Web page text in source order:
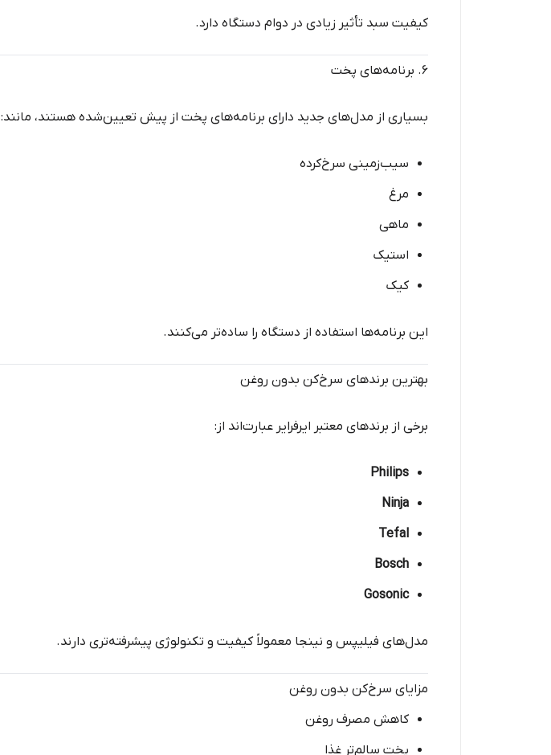
کیفیت سبد تأثیر زیادی در دوام دستگاه دارد.
۶. برنامه‌های پخت
بسیاری از مدل‌های جدید دارای برنامه‌های پخت از پیش تعیین‌شده هستند، مانند:
سیب‌زمینی سرخ‌کرده
مرغ
ماهی
استیک
کیک
این برنامه‌ها استفاده از دستگاه را ساده‌تر می‌کنند.
بهترین برندهای سرخ‌کن بدون روغن
برخی از برندهای معتبر ایرفرایر عبارت‌اند از:
Philips
Ninja
Tefal
Bosch
Gosonic
مدل‌های فیلیپس و نینجا معمولاً کیفیت و تکنولوژی پیشرفته‌تری دارند.
مزایای سرخ‌کن بدون روغن
کاهش مصرف روغن
پخت سالم‌تر غذا